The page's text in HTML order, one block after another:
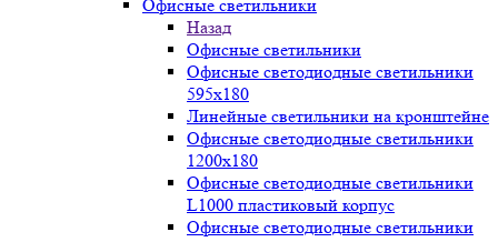
Офисные светильники
Назад
Офисные светильники
Офисные светодиодные светильники
595х180
Линейные светильники на кронштейне
Офисные светодиодные светильники
1200x180
Офисные светодиодные светильники
L1000 пластиковый корпус
Офисные светодиодные светильники